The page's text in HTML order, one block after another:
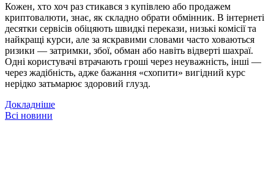
Кожен, хто хоч раз стикався з купівлею або продажем
криптовалюти, знає, як складно обрати обмінник. В інтернеті
десятки сервісів обіцяють швидкі перекази, низькі комісії та
найкращі курси, але за яскравими словами часто ховаються
ризики — затримки, збої, обман або навіть відверті шахраї.
Одні користувачі втрачають гроші через неуважність, інші —
через жадібність, адже бажання «схопити» вигідний курс
нерідко затьмарює здоровий глузд.
Докладніше
Всі новини